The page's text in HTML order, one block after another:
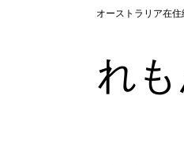
オーストラリア在
れ